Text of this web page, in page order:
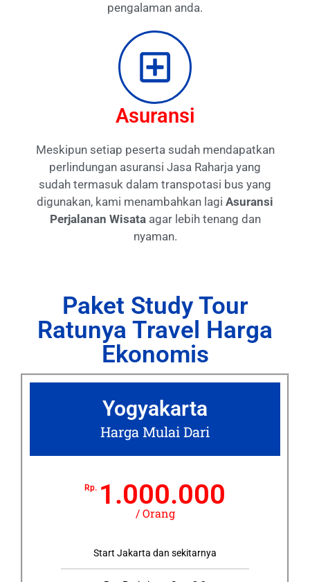
pengalaman anda.
Asuransi
Meskipun setiap peserta sudah mendapatkan
perlindungan asuransi Jasa Raharja yang
sudah termasuk dalam transpotasi bus yang
digunakan, kami menambahkan lagi Asuransi
Perjalanan Wisataagar lebih tenang dan
nyaman.
Paket Study Tour
Ratunya Travel Harga
Ekonomis
Yogyakarta
Harga Mulai Dari
Rp. 1.000.000
/ Orang
Start Jakarta dan sekitarnya